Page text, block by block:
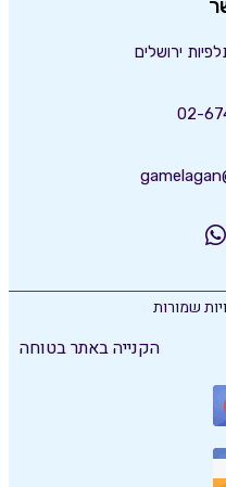
02-
הקנייה באתר בטוחה